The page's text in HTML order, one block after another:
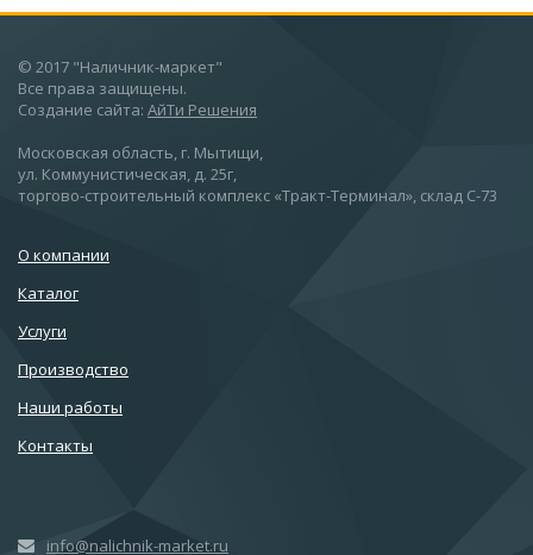
© 2017 "Наличник-маркет"
Все права защищены.
Создание сайта: АйТи Решения
Московская область, г. Мытищи,
ул. Коммунистическая, д. 25г,
торгово-строительный комплекс «Тракт-Терминал», склад С-73
О компании
Каталог
Услуги
Производство
Наши работы
Контакты
info@nalichnik-market.ru